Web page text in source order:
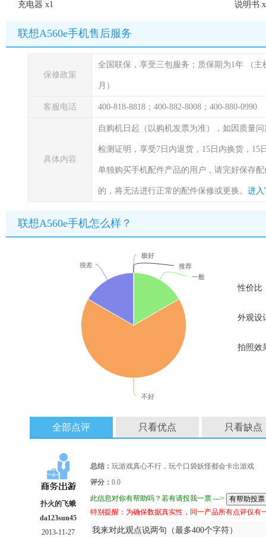
充电器 x1 说明书
联想A560e手机售后服务
保修政策
全国联保，享受三包服务；质保期为1年 （
月）
客服电话 400-818-8818；400-882-8008；400-880-0990
具体内容
自购机日起（以购机发票为准），如因质量
检测证明，享受7日内退货，15日内换货，
单独购买手机配件产品的用户，请完好保存
的，将无法进行正常的配件保修或更换。 进入
联想A560e手机怎么样？
极好
推荐
一般
不好
很差
性价比
外观设
拍照效
全部点评 只看优点 只看缺点
扑火的飞蛾
da123sun45
2013-11-27
总结： 玩游戏真心不行，玩个口袋妖怪都会卡出游戏
评分： 0.0
此信息对你有帮助吗？若有请投我一票 --->
特别提醒：为确保数据真实性，同一产品所有点评仅有
我来对此观点说两句（最多400个字符）